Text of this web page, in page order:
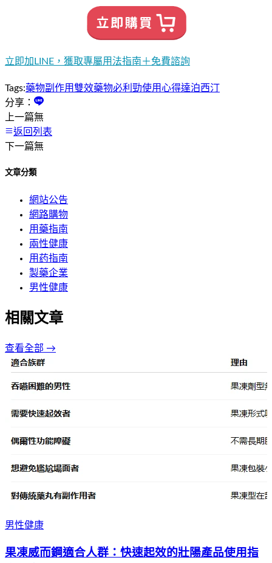
立即加LINE，獲取專屬用法指南＋免費諮詢
Tags:藥物副作用雙效藥物必利勁使用心得達泊西汀
分享：
上一篇無
返回列表
下一篇無
文章分類
網站公告
網路購物
用藥指南
兩性健康
用药指南
製藥企業
男性健康
相關文章
查看全部 →
男性健康
果凍威而鋼適合人群：快速起效的壯陽產品使用指